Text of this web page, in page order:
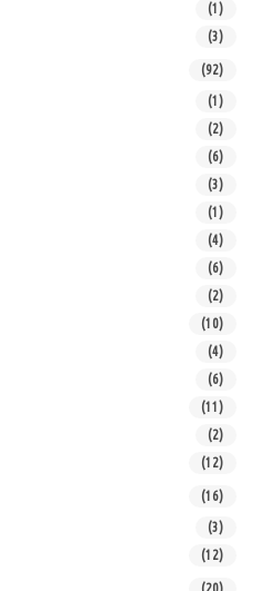
(1)
(3)
(92)
(1)
(2)
(6)
(3)
(1)
(4)
(6)
(2)
(10)
(4)
(6)
(11)
(2)
(12)
(16)
(3)
(12)